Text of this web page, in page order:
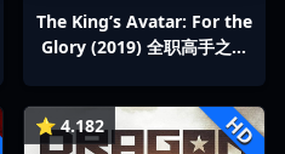
The King’s Avatar: For the
Glory (2019) 全职高手之巅
⭐ 4.182 HD